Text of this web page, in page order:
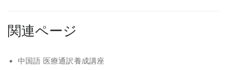
関連ページ
中国語 医療通訳養成講座